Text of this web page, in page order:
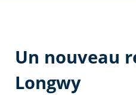
Un nouveau
Longwy